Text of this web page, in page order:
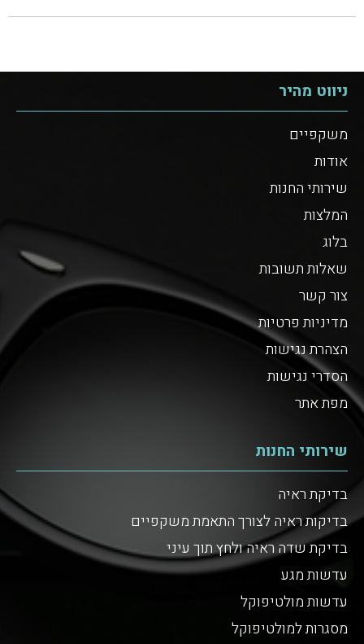
ניווט מהיר
משקפיים
אודות
שירותי החנות
המלצות
בלוג
שאלות תשובות
צור קשר
מדיניות פרטיות
הצהרת נגישות
הסדרי נגישות
מפת אתר
שירותי החנות
בדיקת ראיה
בדיקות ראיה לצורך התאמת משקפיים
בדיקת שדה ראיה ולחץ תוך עיני
עדשות מגע
עדשות מולטיפוקל
מסגרות למולטיפוקל